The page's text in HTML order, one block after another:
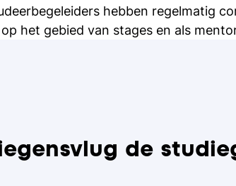
hebben regelmatig
het gebied van stages en als
de